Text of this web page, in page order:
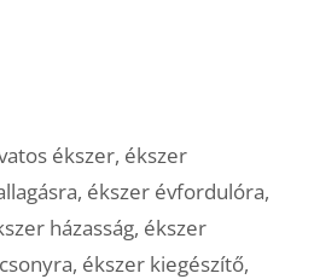
ékszer, ékszer
, ékszer évfordulóra,
házasság, ékszer
, ékszer kiegészítő,